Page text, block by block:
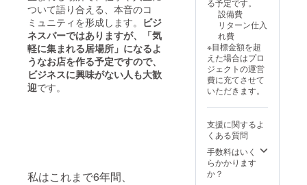
ついて語り合える、本音のコ
ミュニティを形成します。 ビジ
ネスバーではありますが、「気
軽に集まれる居場所」になるよ
うなお店を作る予定ですので、
ビジネスに興味がない人も大歓
迎です。
私はこれまで6年間、
合がご
ざいま
す。内
容確認
を事前
に行い
たい方
は支援
前に
メッ
セージ
にてご
連絡く
ださ
い。 ※
ので、
ご希望
のお名
考欄に
ご記入
くださ
い。 ※
お名前
の公開
な場合
はその
旨を備
考欄に
ご記載
設備費
リターン仕入
れ費
※目標金額を超
えた場合はプロ
ジェクトの運営
費に充てさせて
いただきます。
支援に関するよ
くある質問
手数料はいく
らかかります
か？